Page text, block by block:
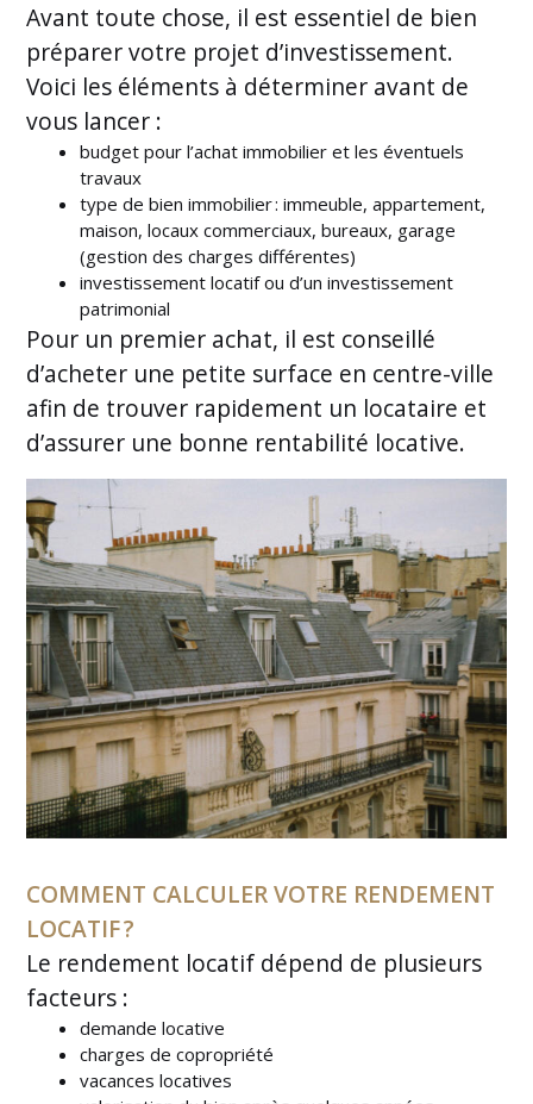
Avant toute chose, il est essentiel de bien
préparer votre projet d’investissement.
Voici les éléments à déterminer avant de
vous lancer :
budget pour l’achat immobilier et les éventuels
travaux
type de bien immobilier : immeuble, appartement,
maison, locaux commerciaux, bureaux, garage
(gestion des charges différentes)
investissement locatif ou d’un investissement
patrimonial
Pour un premier achat, il est conseillé
d’acheter une petite surface en centre-ville
afin de trouver rapidement un locataire et
d’assurer une bonne rentabilité locative.
COMMENT CALCULER VOTRE RENDEMENT
LOCATIF ?
Le rendement locatif dépend de plusieurs
facteurs :
demande locative
charges de copropriété
vacances locatives